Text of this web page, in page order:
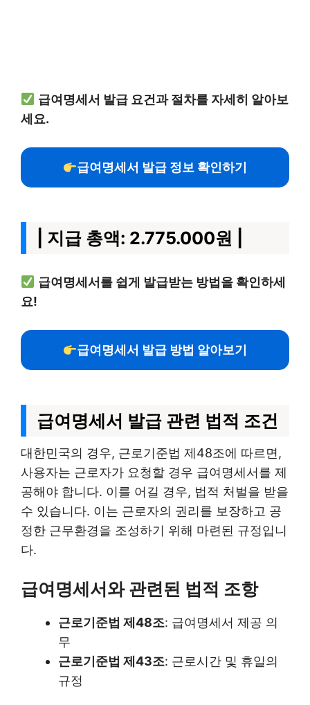
급여명세서 발급 요건과 절차를 자세히 알아보
세요.
급여명세서 발급 정보 확인하기
| 지급 총액: 2.775.000원 |
급여명세서를 쉽게 발급받는 방법을 확인하세
요!
급여명세서 발급 방법 알아보기
급여명세서 발급 관련 법적 조건
대한민국의 경우, 근로기준법 제48조에 따르면,
사용자는 근로자가 요청할 경우 급여명세서를 제
공해야 합니다. 이를 어길 경우, 법적 처벌을 받을
수 있습니다. 이는 근로자의 권리를 보장하고 공
정한 근무환경을 조성하기 위해 마련된 규정입니
다.
급여명세서와 관련된 법적 조항
근로기준법 제48조: 급여명세서 제공 의
무
근로기준법 제43조: 근로시간 및 휴일의
규정